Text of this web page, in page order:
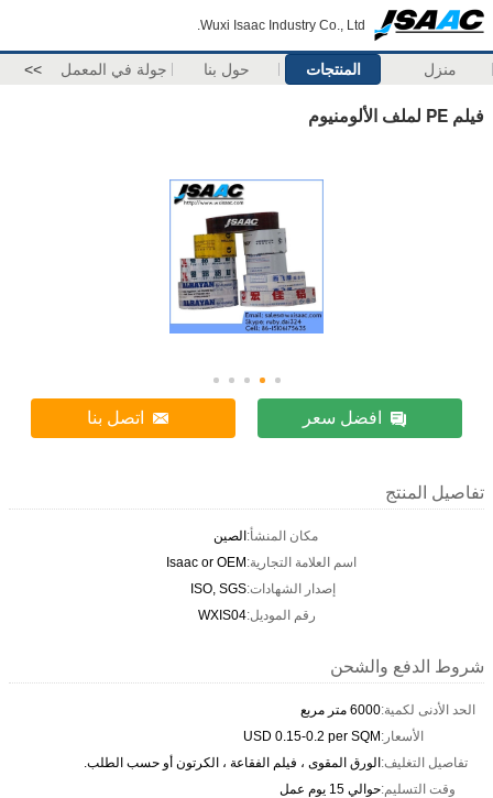
Wuxi Isaac Industry Co., Ltd.
منزل المنتجات حول بنا جولة في المعمل >>
فيلم PE لملف الألومنيوم
افضل سعر اتصل بنا
تفاصيل المنتج
مكان المنشأ:الصين
اسم العلامة التجارية:Isaac or OEM
إصدار الشهادات:ISO, SGS
رقم الموديل:WXIS04
شروط الدفع والشحن
الحد الأدنى لكمية:6000 متر مربع
الأسعار:USD 0.15-0.2 per SQM
تفاصيل التغليف:الورق المقوى ، فيلم الفقاعة ، الكرتون أو حسب الطلب.
وقت التسليم:حوالي 15 يوم عمل